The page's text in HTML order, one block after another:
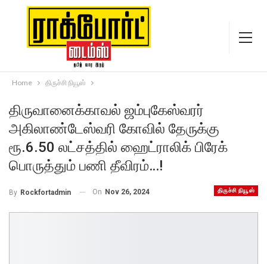
Home திருச்சி நியூஸ்
திருவானைக்காவல் ஜம்புகேஸ்வரர்
அகிலாண்டேஸ்வரி கோவில் தேருக்கு
ரூ.6.50 லட்சத்தில் ஹைட்ராலிக் பிரேக்
பொருத்தும் பணி தீவிரம்…!
திருச்சி நியூஸ்
By Rockfortadmin On Nov 26, 2024